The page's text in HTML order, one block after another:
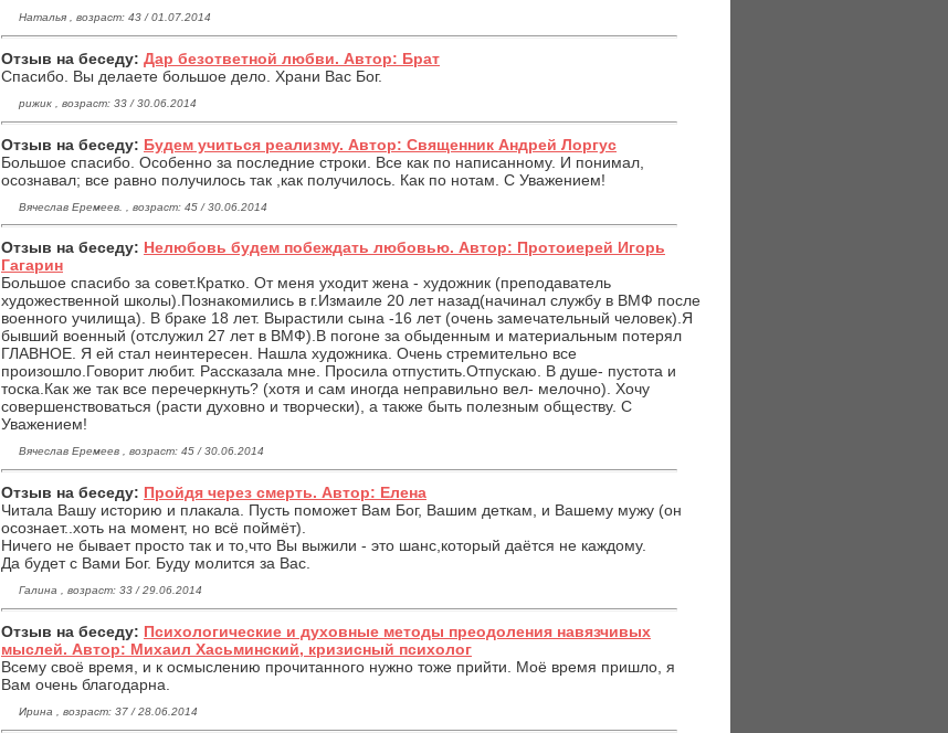
Наталья , возраст: 43 / 01.07.2014
Отзыв на беседу: Дар безответной любви. Автор: Брат
Спасибо. Вы делаете большое дело. Храни Вас Бог.
рижик , возраст: 33 / 30.06.2014
Отзыв на беседу: Будем учиться реализму. Автор: Священник Андрей Лоргус
Большое спасибо. Особенно за последние строки. Все как по написанному. И понимал,
осознавал; все равно получилось так ,как получилось. Как по нотам. С Уважением!
Вячеслав Еремеев. , возраст: 45 / 30.06.2014
Отзыв на беседу: Нелюбовь будем побеждать любовью. Автор: Протоиерей Игорь
Гагарин
Большое спасибо за совет.Кратко. От меня уходит жена - художник (преподаватель
художественной школы).Познакомились в г.Измаиле 20 лет назад(начинал службу в ВМФ после
военного училища). В браке 18 лет. Вырастили сына -16 лет (очень замечательный человек).Я
бывший военный (отслужил 27 лет в ВМФ).В погоне за обыденным и материальным потерял
ГЛАВНОЕ. Я ей стал неинтересен. Нашла художника. Очень стремительно все
произошло.Говорит любит. Рассказала мне. Просила отпустить.Отпускаю. В душе- пустота и
тоска.Как же так все перечеркнуть? (хотя и сам иногда неправильно вел- мелочно). Хочу
совершенствоваться (расти духовно и творчески), а также быть полезным обществу. С
Уважением!
Вячеслав Еремеев , возраст: 45 / 30.06.2014
Отзыв на беседу: Пройдя через смерть. Автор: Елена
Читала Вашу историю и плакала. Пусть поможет Вам Бог, Вашим деткам, и Вашему мужу (он
осознает..хоть на момент, но всё поймёт).
Ничего не бывает просто так и то,что Вы выжили - это шанс,который даётся не каждому.
Да будет с Вами Бог. Буду молится за Вас.
Галина , возраст: 33 / 29.06.2014
Отзыв на беседу: Психологические и духовные методы преодоления навязчивых
мыслей. Автор: Михаил Хасьминский, кризисный психолог
Всему своё время, и к осмыслению прочитанного нужно тоже прийти. Моё время пришло, я
Вам очень благодарна.
Ирина , возраст: 37 / 28.06.2014